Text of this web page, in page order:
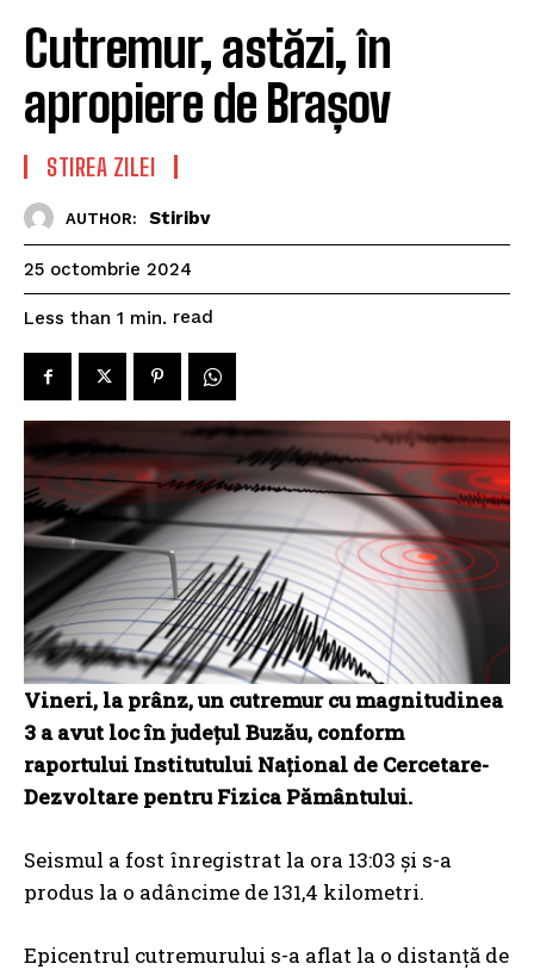
Cutremur, astăzi, în
apropiere de Brașov
STIREA ZILEI
AUTHOR: Stiribv
25 octombrie 2024
Less than 1 min. read
Vineri, la prânz, un cutremur cu magnitudinea
3 a avut loc în județul Buzău, conform
raportului Institutului Național de Cercetare-
Dezvoltare pentru Fizica Pământului.
Seismul a fost înregistrat la ora 13:03 și s-a
produs la o adâncime de 131,4 kilometri.
Epicentrul cutremurului s-a aflat la o distanță de